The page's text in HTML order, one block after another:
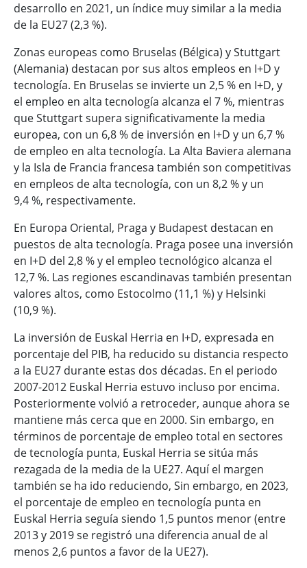
desarrollo en 2021, un índice muy similar a la media
de la EU27 (2,3 %).
Zonas europeas como Bruselas (Bélgica) y Stuttgart
(Alemania) destacan por sus altos empleos en I+D y
tecnología. En Bruselas se invierte un 2,5 % en I+D, y
el empleo en alta tecnología alcanza el 7 %, mientras
que Stuttgart supera significativamente la media
europea, con un 6,8 % de inversión en I+D y un 6,7 %
de empleo en alta tecnología. La Alta Baviera alemana
y la Isla de Francia francesa también son competitivas
en empleos de alta tecnología, con un 8,2 % y un
9,4 %, respectivamente.
En Europa Oriental, Praga y Budapest destacan en
puestos de alta tecnología. Praga posee una inversión
en I+D del 2,8 % y el empleo tecnológico alcanza el
12,7 %. Las regiones escandinavas también presentan
valores altos, como Estocolmo (11,1 %) y Helsinki
(10,9 %).
La inversión de Euskal Herria en I+D, expresada en
porcentaje del PIB, ha reducido su distancia respecto
a la EU27 durante estas dos décadas. En el periodo
2007-2012 Euskal Herria estuvo incluso por encima.
Posteriormente volvió a retroceder, aunque ahora se
mantiene más cerca que en 2000. Sin embargo, en
términos de porcentaje de empleo total en sectores
de tecnología punta, Euskal Herria se sitúa más
rezagada de la media de la UE27. Aquí el margen
también se ha ido reduciendo, Sin embargo, en 2023,
el porcentaje de empleo en tecnología punta en
Euskal Herria seguía siendo 1,5 puntos menor (entre
2013 y 2019 se registró una diferencia anual de al
menos 2,6 puntos a favor de la UE27).